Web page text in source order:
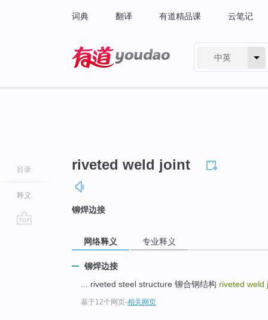
词典 翻译 有道精品课 云笔记
中英
目录
释义
riveted weld joint
铆焊边接
网络释义 专业释义
铆焊边接
... riveted steel structure 铆合钢结构 riveted
基于12个网页-相关网页